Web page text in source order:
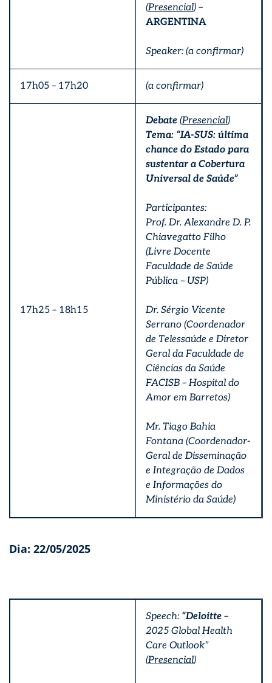
(Presencial) –
ARGENTINA
Speaker: (a confirmar)
17h05 – 17h20 (a confirmar)
17h25 – 18h15
Debate (Presencial)
Tema: “IA-SUS: última
chance do Estado para
sustentar a Cobertura
Universal de Saúde”
Participantes:
Prof. Dr. Alexandre D. P.
Chiavegatto Filho
(Livre Docente
Faculdade de Saúde
Pública – USP)
Dr. Sérgio Vicente
Serrano (Coordenador
de Telessaúde e Diretor
Geral da Faculdade de
Ciências da Saúde
FACISB – Hospital do
Amor em Barretos)
Mr. Tiago Bahia
Fontana (Coordenador-
Geral de Disseminação
e Integração de Dados
e Informações do
Ministério da Saúde)
Dia: 22/05/2025
Speech: “Deloitte –
2025 Global Health
Care Outlook”
(Presencial)